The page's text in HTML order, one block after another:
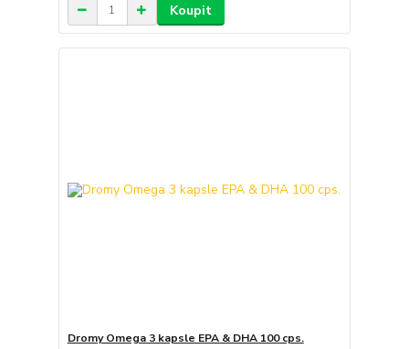
Koupit
Dromy Omega 3 kapsle EPA & DHA 100 cps.